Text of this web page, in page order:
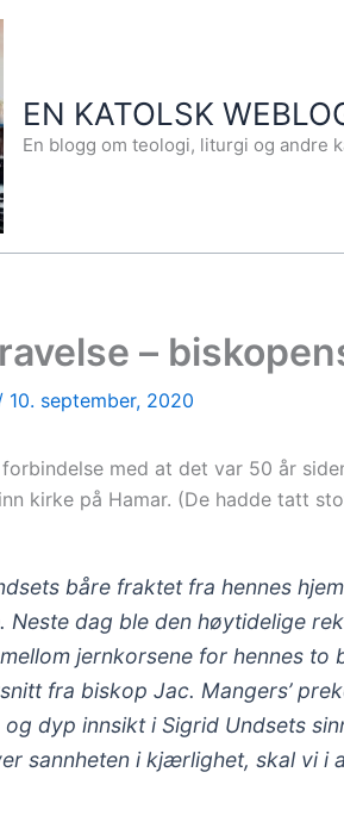
EN KATOLSK
En blogg om teologi, liturgi og andre
–
10. september, 2020
med at det var 50 år
kirke på Hamar. (De hadde tatt
båre fraktet fra hennes
Neste dag ble den høytidelige
jernkorsene for hennes
fra biskop Jac. Mangers’
dyp innsikt i Sigrid Undsets
sannheten i kjærlighet, skal vi i